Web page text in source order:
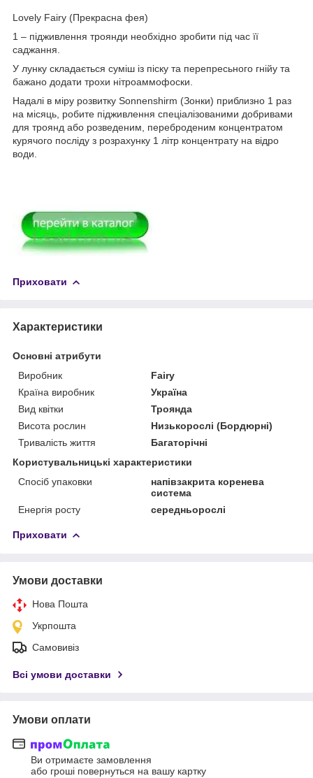
Lovely Fairy (Прекрасна фея)
1 – підживлення троянди необхідно зробити під час її
саджання.
У лунку складається суміш із піску та перепресьного гнійу та
бажано додати трохи нітроаммофоски.
Надалі в міру розвитку Sonnenshirm (Зонки) приблизно 1 раз
на місяць, робите підживлення спеціалізованими добривами
для троянд або розведеним, переброденим концентратом
курячого посліду з розрахунку 1 літр концентрату на відро
води.
Приховати
Характеристики
Основні атрибути
Виробник
Fairy
Країна виробник
Україна
Вид квітки
Троянда
Висота рослин
Низькорослі (Бордюрні)
Тривалість життя
Багаторічні
Користувальницькі характеристики
Спосіб упаковки
напівзакрита коренева
система
Енергія росту
середньорослі
Приховати
Умови доставки
Нова Пошта
Укрпошта
Самовивіз
Всі умови доставки
Умови оплати
Ви отримаєте замовлення
або гроші повернуться на вашу картку